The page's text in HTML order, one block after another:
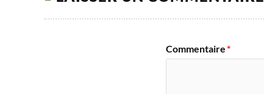
Commentaire*